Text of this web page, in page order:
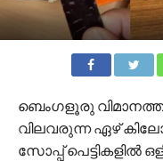
ബെംഗളൂരു
വിലവരുന്ന ഏഴ്
സോപ്പ് പെട്ടികളിൽ